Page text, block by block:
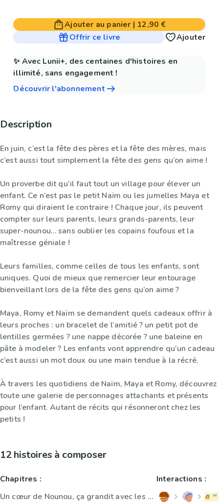
Ajouter au panier | 12,90 €
Offrir ce livre
Ajouter
✨ Avec Lunii+, des centaines d'histoires en
illimité, sans engagement !
Découvrir l'abonnement
Description
En juin, c’est la fête des pères et la fête des mères, mais
c’est aussi tout simplement la fête des gens qu’on aime !
Un proverbe dit qu’il faut tout un village pour élever un
enfant. Ce n’est pas le petit Naïm ou les jumelles Maya et
Romy qui diraient le contraire ! Chaque jour, ils peuvent
compter sur leurs parents, leurs grands-parents, leur
super-nounou… sans oublier les copains foufous et la
maîtresse géniale !
Leurs familles, comme celles de tous les enfants, sont
uniques. Quoi de mieux que remercier leur entourage
bienveillant lors de la fête des gens qu’on aime ?
Maya, Romy et Naïm se demandent quels cadeaux offrir à
leurs proches : un bracelet de l’amitié ? un petit pot de
lentilles germées ? une nappe décorée ? une baleine en
pâte à modeler ? Les enfants vont apprendre qu’un cadeau
c’est aussi un mot doux ou une main tendue à la récré.
À travers les quotidiens de Naïm, Maya et Romy, découvrez
toute une galerie de personnages attachants et présents
pour l’enfant. Autant de récits qui résonneront chez les
petits !
12 histoires à composer
Chapitres :
Un cœur de Nounou, ça grandit avec les enfants !
Interactions :